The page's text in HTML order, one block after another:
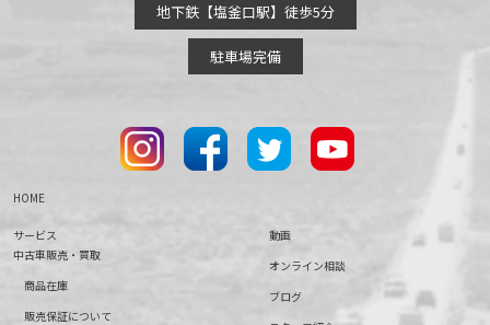
地下鉄【塩釜口駅】徒歩5分
駐車場完備
HOME
サービス
中古車販売・買取
商品在庫
販売保証について
動画
オンライン相談
ブログ